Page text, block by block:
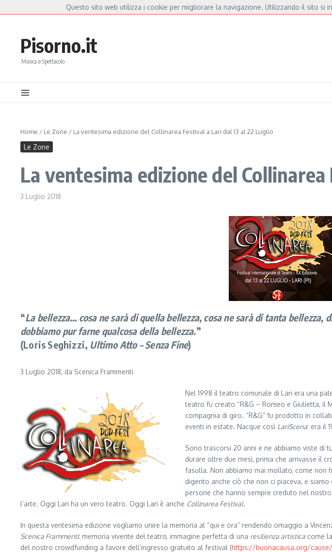
Mannoia, a Capannori nasce “Anime Salve”: la data zero è un atto d’amore per De André e Fossati Fulminacci a Pisa,
Pisorno.it
Musica e Spettacolo
Home / Le Zone / La ventesima edizione del Collinarea Festival a Lari dal 13 al 22 Luglio
Le Zone
La ventesima edizione del
3 Luglio 2018
“La bellezza… cosa ne sarà di quella bellezza, cosa ne sarà di tanta
dobbiamo pur farne qualcosa della bellezza.”
(Loris Seghizzi, Ultimo Atto – Senza Fine)
3 Luglio 2018, da Scenica Frammenti
Nel 1998 il teatro comunale di Lari era una
teatro fu creato “R&G – Romeo e Giulietta, il
compagnia di giro. “R&G” fu prodotto in
eventi in estate. Nacque così LariScena: era il
Sono trascorsi 20 anni e ne abbiamo viste di
durare oltre due mesi, prima che arrivasse il
fasulla. Non abbiamo mai mollato, come non
digerito anche ciò che non ci piaceva, e
persone che hanno sempre creduto nel
l’arte. Oggi Lari ha un vero teatro. Oggi Lari è anche Collinarea Festival.
In questa ventesima edizione vogliamo unire la memoria al “qui e ora” rendendo omaggio a
Scenica Frammenti: memoria vivente del teatro, immagine perfetta di una resilienza artistica come
del nostro crowdfunding a favore dell’ingresso gratuito al festival (https://buonacausa.org/cause/
Questo sito web utilizza i cookie per migliorare la navigazione. Utilizzando il sito si